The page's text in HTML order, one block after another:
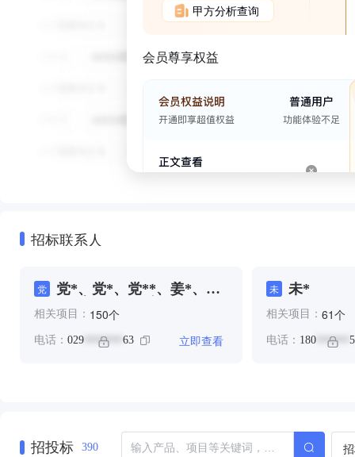
甲方分析查询
会员尊享权益
招标联系人
党
党*、党*、党**、姜*、张
王*、高**
相关项目： 150个
电话： 029 ******* 63 立即查看
未 未*
相关项目： 61个
电话： 180******
招投标 390